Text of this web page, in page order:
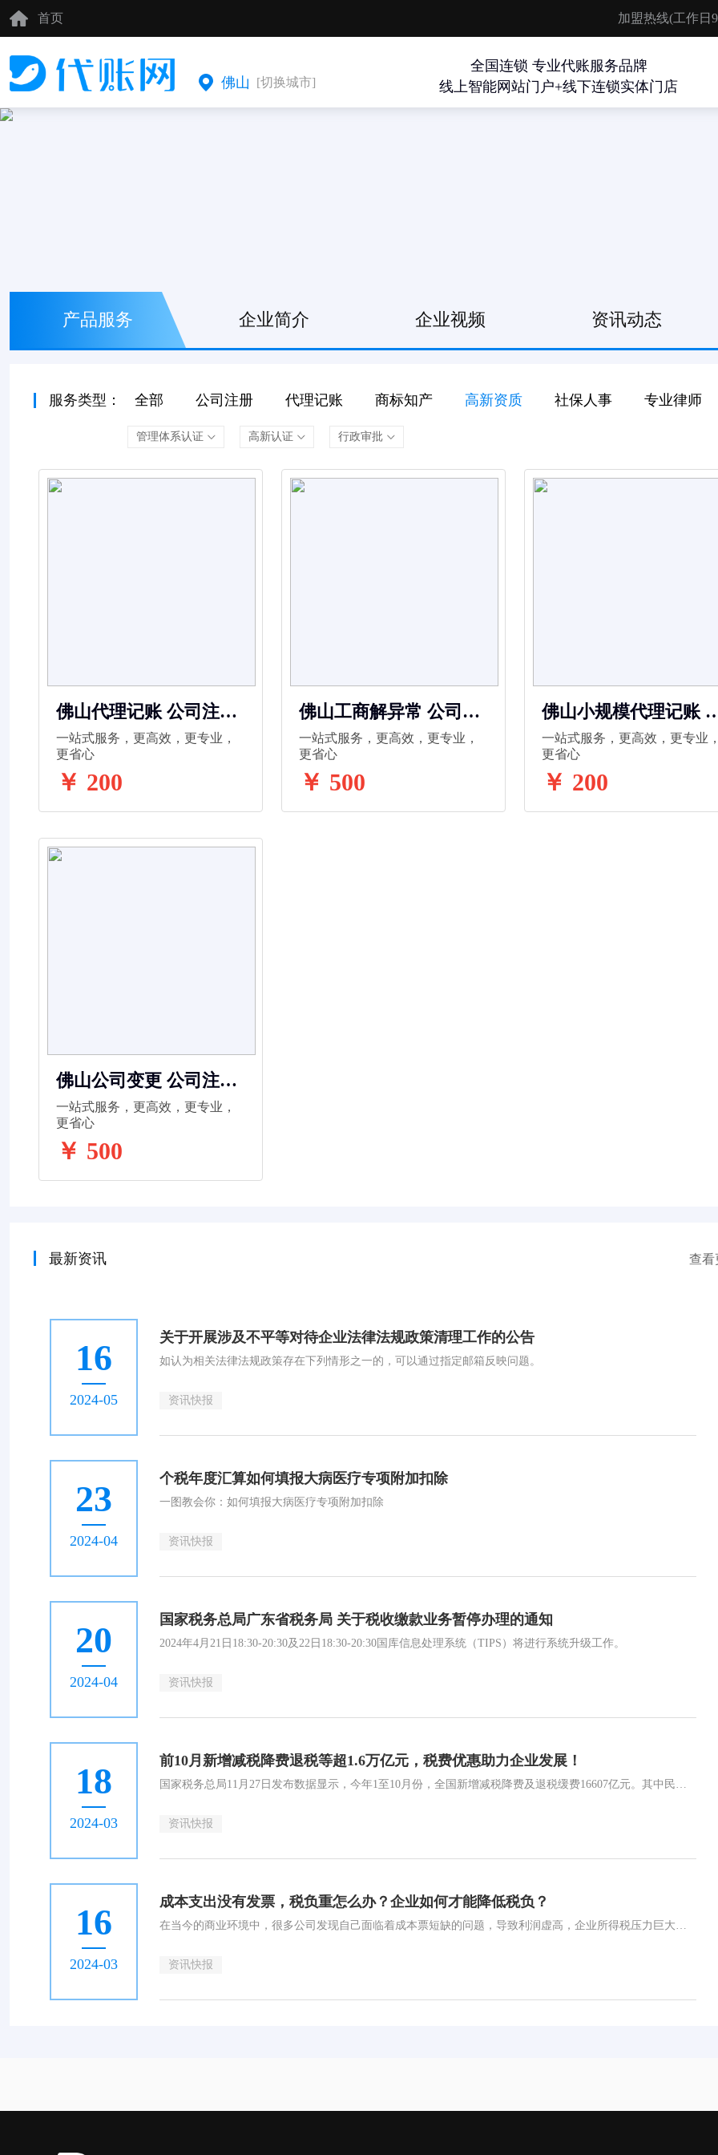
首页 加盟热线(工作日
佛山 [切换城市]
全国连锁 专业代账服务品牌
线上智能网站门户+线下连锁实体门店
产品服务 企业简介 企业视频 资讯动态
服务类型： 全部 公司注册 代理记账 商标知产 高新资质 社保人事 专业律师
管理体系认证 高新认证 行政审批
佛山代理记账 公司注册
代理记账 工商变更 法人
变更
一站式服务，更高效，更专业，
更省心
￥ 200
佛山工商解异常 公司注
册 代理记账 工商变更
法人变更
一站式服务，更高效，更专业，
更省心
￥ 500
佛山小规模代理记账
司注册 代理记账 工商
更 法人变更
一站式服务，更高效，更专业
更省心
￥ 200
佛山公司变更 公司注册
代理记账 工商变更 法人
变更
一站式服务，更高效，更专业，
更省心
￥ 500
最新资讯 查看
16
2024-05
关于开展涉及不平等对待企业法律法规政策清理工作的公告
如认为相关法律法规政策存在下列情形之一的，可以通过指定邮箱反映问题。
资讯快报
23
2024-04
个税年度汇算如何填报大病医疗专项附加扣除
一图教会你：如何填报大病医疗专项附加扣除
资讯快报
20
2024-04
国家税务总局广东省税务局 关于税收缴款业务暂停办理的通知
2024年4月21日18:30-20:30及22日18:30-20:30国库信息处理系统（TIPS）将进行系统升级工作。
资讯快报
18
2024-03
前10月新增减税降费退税等超1.6万亿元，税费优惠助力企业发展！
国家税务总局11月27日发布数据显示，今年1至10月份，全国新增减税降费及退税缓费16607亿元。其中民营经济纳税人是税费优惠政策的主要受益对象，金额占比近75%，制造业及与之相关的批发零售业是享受优惠占比最大的行业，受益最为明显。
资讯快报
16
2024-03
成本支出没有发票，税负重怎么办？企业如何才能降低税负？
在当今的商业环境中，很多公司发现自己面临着成本票短缺的问题，导致利润虚高，企业所得税压力巨大。这不仅影响了企业的健康发展，还可能给企业带来不必要的财务风险。那么，面对这一问题，企业应该如何处理呢？
资讯快报